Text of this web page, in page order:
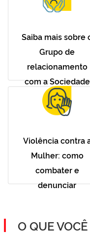
Saiba mais sobre
Grupo de
relacionamento
com a Sociedade
Violência contra
Mulher: como
combater e
denunciar
O QUE